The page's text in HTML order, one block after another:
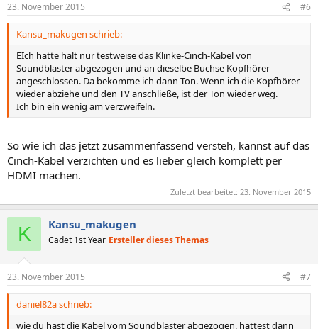
23. November 2015 #6
Kansu_makugen schrieb:
EIch hatte halt nur testweise das Klinke-Cinch-Kabel von
Soundblaster abgezogen und an dieselbe Buchse Kopfhörer
angeschlossen. Da bekomme ich dann Ton. Wenn ich die Kopfhörer
wieder abziehe und den TV anschließe, ist der Ton wieder weg.
Ich bin ein wenig am verzweifeln.
So wie ich das jetzt zusammenfassend versteh, kannst auf das
Cinch-Kabel verzichten und es lieber gleich komplett per
HDMI machen.
Zuletzt bearbeitet: 23. November 2015
K Kansu_makugen
Cadet 1st Year Ersteller dieses Themas
23. November 2015 #7
daniel82a schrieb:
wie du hast die Kabel vom Soundblaster abgezogen, hattest dann